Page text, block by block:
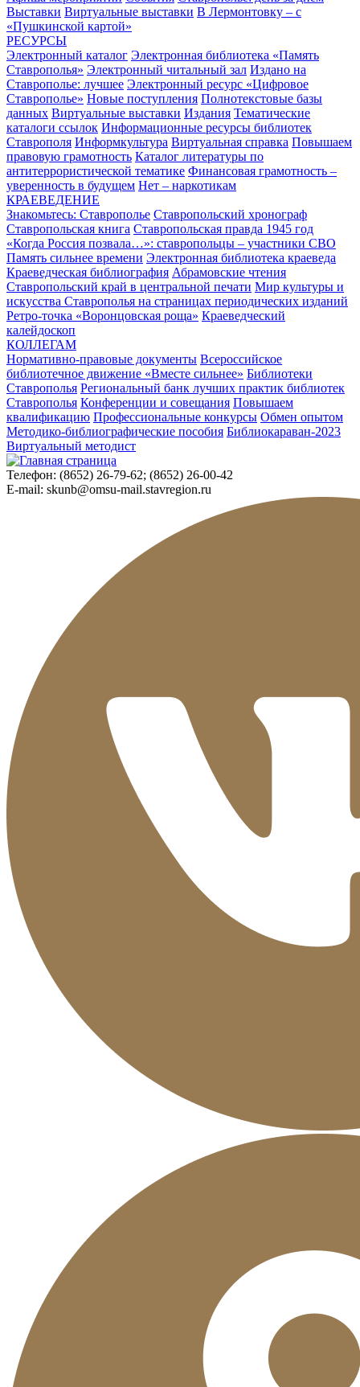
Выставки Виртуальные выставки В Лермонтовку – с
«Пушкинской картой»
РЕСУРСЫ
Электронный каталог Электронная библиотека «Память
Ставрополья» Электронный читальный зал Издано на
Ставрополье: лучшее Электронный ресурс «Цифровое
Ставрополье» Новые поступления Полнотекстовые базы
данных Виртуальные выставки Издания Тематические
каталоги ссылок Информационные ресурсы библиотек
Ставрополя Информкультура Виртуальная справка Повышаем
правовую грамотность Каталог литературы по
антитеррористической тематике Финансовая грамотность –
уверенность в будущем Нет – наркотикам
КРАЕВЕДЕНИЕ
Знакомьтесь: Ставрополье Ставропольский хронограф
Ставропольская книга Ставропольская правда 1945 год
«Когда Россия позвала…»: ставропольцы – участники СВО
Память сильнее времени Электронная библиотека краеведа
Краеведческая библиография Абрамовские чтения
Ставропольский край в центральной печати Мир культуры и
искусства Ставрополья на страницах периодических изданий
Ретро-точка «Воронцовская роща» Краеведческий
калейдоскоп
КОЛЛЕГАМ
Нормативно-правовые документы Всероссийское
библиотечное движение «Вместе сильнее» Библиотеки
Ставрополья Региональный банк лучших практик библиотек
Ставрополья Конференции и совещания Повышаем
квалификацию Профессиональные конкурсы Обмен опытом
Методико-библиографические пособия Библиокараван-2023
Виртуальный методист
Телефон: (8652) 26-79-62; (8652) 26-00-42
E-mail: skunb@omsu-mail.stavregion.ru